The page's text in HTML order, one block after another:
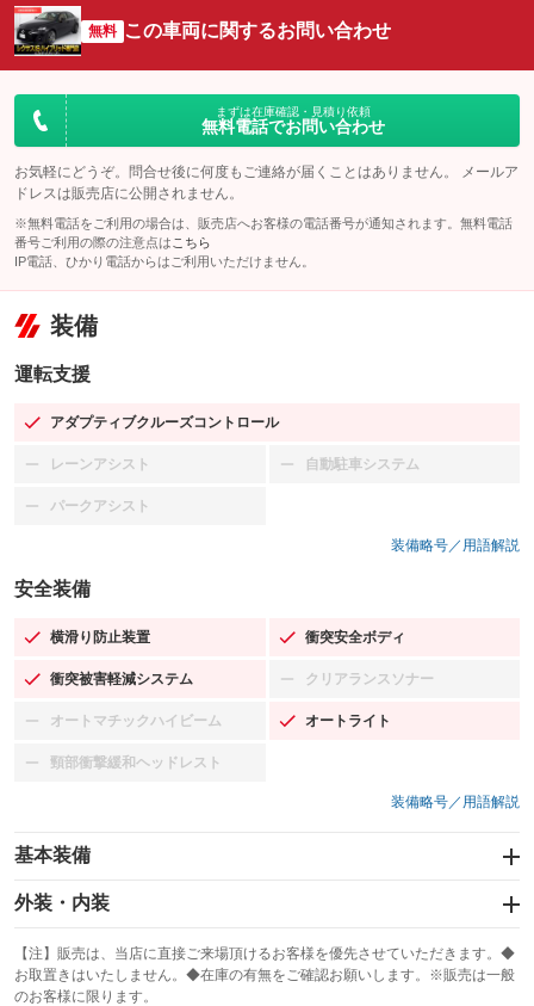
無料 この車両に関するお問い合わせ
まずは在庫確認・見積り依頼
無料電話でお問い合わせ
お気軽にどうぞ。問合せ後に何度もご連絡が届くことはありません。 メールア
ドレスは販売店に公開されません。
※無料電話をご利用の場合は、販売店へお客様の電話番号が通知されます。無料電話
番号ご利用の際の注意点は こちら
IP電話、ひかり電話からはご利用いただけません。
装備
運転支援
アダプティブクルーズコントロール
：装備あり
レーンアシスト
：装備なし 自動駐車システム
：装備なし
パークアシスト
：装備なし
装備略号／用語解説
安全装備
横滑り防止装置
：装備あり 衝突安全ボディ
：装備あり
衝突被害軽減システム
：装備あり クリアランスソナー
：装備なし
オートマチックハイビーム
：装備なし オートライト
：装備あり
頸部衝撃緩和ヘッドレスト
：装備なし
装備略号／用語解説
基本装備
エアバッグ：運転席/助手席/サイド
：装備あり
：装備なし
サンルーフ
：装備なし ABS
外装・内装
カーナビ：SDナビ
：装備あり
TV：フルセグ
：装備あり
【注】販売は、当店に直接ご来場頂けるお客様を優先させていただきます。◆
お取置きはいたしません。◆在庫の有無をご確認お願いします。※販売は一般
のお客様に限ります。